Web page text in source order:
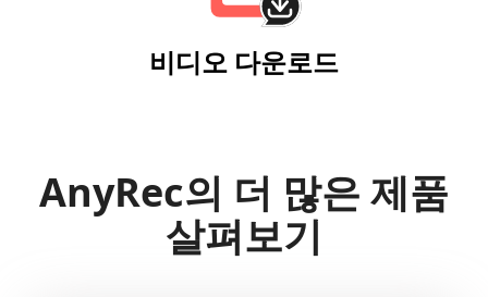
비디오 다운로드
AnyRec의 더 많은 제품
살펴보기